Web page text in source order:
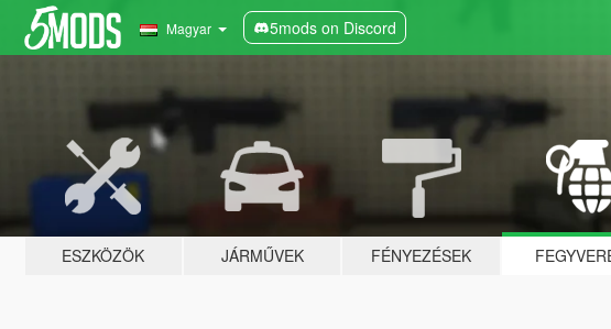
Magyar 5mods on Discord
ESZKÖZÖK JÁRMŰVEK FÉNYEZÉSEK